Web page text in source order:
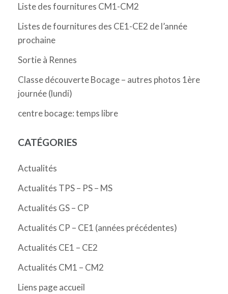
Liste des fournitures CM1-CM2
Listes de fournitures des CE1-CE2 de l’année
prochaine
Sortie à Rennes
Classe découverte Bocage – autres photos 1ère
journée (lundi)
centre bocage: temps libre
CATÉGORIES
Actualités
Actualités TPS – PS – MS
Actualités GS – CP
Actualités CP – CE1 (années précédentes)
Actualités CE1 – CE2
Actualités CM1 – CM2
Liens page accueil